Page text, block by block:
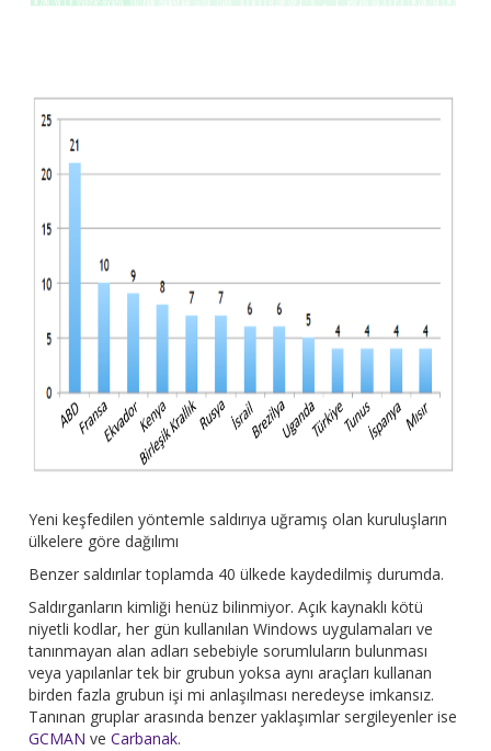
Yeni keşfedilen yöntemle saldırıya uğramış olan kuruluşların
ülkelere göre dağılımı
Benzer saldırılar toplamda 40 ülkede kaydedilmiş durumda.
Saldırganların kimliği henüz bilinmiyor. Açık kaynaklı kötü
niyetli kodlar, her gün kullanılan Windows uygulamaları ve
tanınmayan alan adları sebebiyle sorumluların bulunması
veya yapılanlar tek bir grubun yoksa aynı araçları kullanan
birden fazla grubun işi mi anlaşılması neredeyse imkansız.
Tanınan gruplar arasında benzer yaklaşımlar sergileyenler ise
GCMAN veCarbanak.